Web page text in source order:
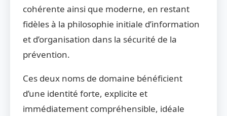
cohérente ainsi que moderne, en restant
fidèles à la philosophie initiale d’information
et d’organisation dans la sécurité de la
prévention.
Ces deux noms de domaine bénéficient
d’une identité forte, explicite et
immédiatement compréhensible, idéale